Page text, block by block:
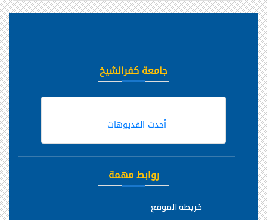
جامعة كفرالشيخ
أحدث الفديوهات
روابط مهمة
خريطة الموقع